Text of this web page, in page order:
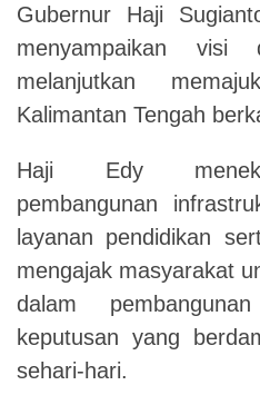
Gubernur Haji
menyampaikan
melanjutkan
Kalimantan Tengah
Haji Edy
pembangunan
layanan pendidikan
mengajak masyarakat
dalam
keputusan yang
sehari-hari.